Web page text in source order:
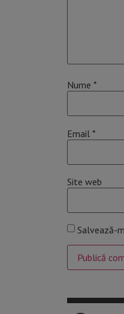
Nume *
Email *
Site web
Salvează-